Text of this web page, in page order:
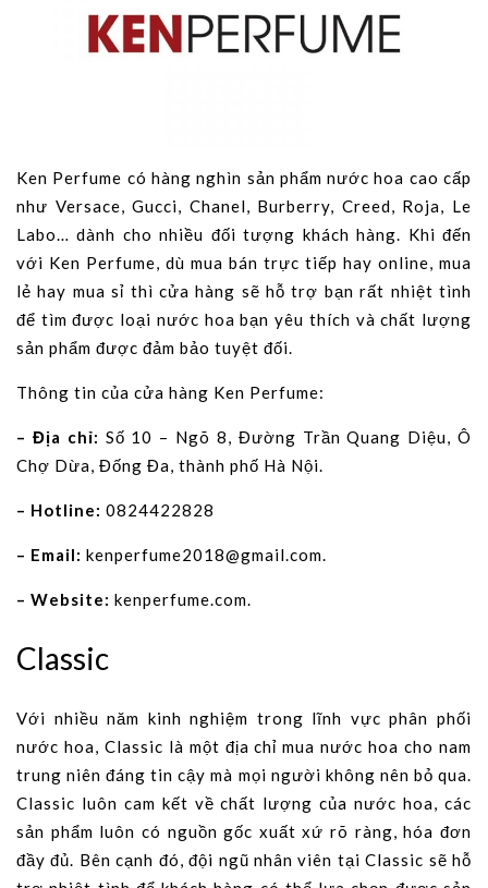
Ken Perfume có ​​hàng nghìn sản phẩm nước hoa cao cấp
như Versace, Gucci, Chanel, Burberry, Creed, Roja, Le
Labo… dành cho nhiều đối tượng khách hàng. Khi đến
với Ken Perfume, dù mua bán trực tiếp hay online, mua
lẻ hay mua sỉ thì cửa hàng sẽ hỗ trợ bạn rất nhiệt tình
để tìm được loại nước hoa bạn yêu thích và chất lượng
sản phẩm được đảm bảo tuyệt đối.
Thông tin của cửa hàng Ken Perfume:
– Địa chỉ: Số 10 – Ngõ 8, Đường Trần Quang Diệu, Ô
Chợ Dừa, Đống Đa, thành phố Hà Nội.
– Hotline: 0824422828
– Email: kenperfume2018@gmail.com.
– Website: kenperfume.com.
Classic
Với nhiều năm kinh nghiệm trong lĩnh vực phân phối
nước hoa, Classic là một địa chỉ mua nước hoa cho nam
trung niên đáng tin cậy mà mọi người không nên bỏ qua.
Classic luôn cam kết về chất lượng của nước hoa, các
sản phẩm luôn có nguồn gốc xuất xứ rõ ràng, hóa đơn
đầy đủ. Bên cạnh đó, đội ngũ nhân viên tại Classic sẽ hỗ